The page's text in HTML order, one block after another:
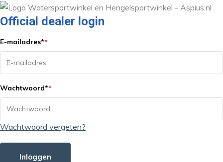
Official dealer login
E-mailadres**
Wachtwoord**
Wachtwoord vergeten?
Inloggen